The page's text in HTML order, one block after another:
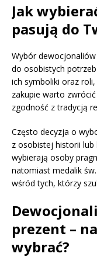
Jak
pasują do
Wybór
do osobistych
ich symboliki oraz
zakupie warto
zgodność z tradycją
Często decyzja o
z osobistej historii lub
wybierają osoby
natomiast medalik
wśród tych, którzy
prezent –
wybrać?